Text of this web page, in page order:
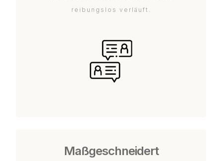
reibungslos verläuft.
Maßgeschneidert